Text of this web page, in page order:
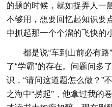
的题的时候，就如捉弄人
不够用，想要回忆起知识要
中抓起那一个个溜的飞快的
都是说“车到山前必有
了“学霸”的存在。问题问多
识，“请问这道题怎么做？”
之海中“捞起”，他拿过我的